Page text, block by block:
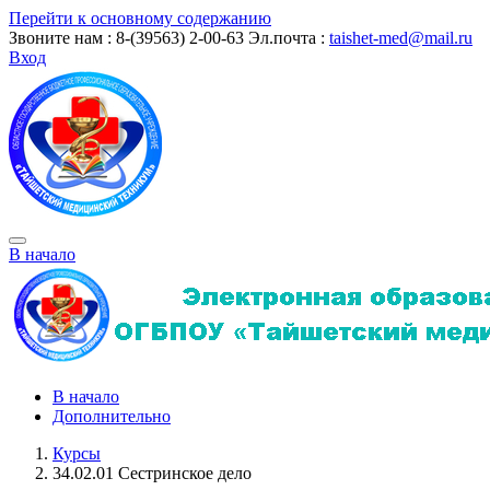
Перейти к основному содержанию
Звоните нам : 8-(39563) 2-00-63 Эл.почта : taishet-med@mail.ru
Вход
В начало
В начало
Дополнительно
Курсы
34.02.01 Сестринское дело